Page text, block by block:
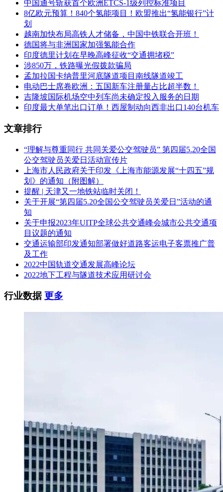
中国通号斩获首个欧洲ETCS-1级列控标准项目
8亿欧元预算！840个氢能项目！欧盟推出“氢能银行”计
划
越南加快布局高铁人才储备，中国中铁联合开班！
德国将与非洲国家加强氢能合作
印度德里计划在早晚高峰征收“交通拥堵税”
涉850万，铁路曝光假拨款骗局
孟加拉国卡纳普里河底隧道项目南线隧道竣工
电动巴士席卷欧洲：五国新车注册量占比超半数！
吉隆坡国际机场空中列车尚未确定投入服务的日期
印度最大单笔出口订单！西屋制动向西非出口140台机车
文章排行
“理解与尊重同行 共同关爱公交驾驶员” 第四届5.20全国
公交驾驶员关爱日活动宣传片
上海市人民政府关于印发《上海市能源发展“十四五”规
划》的通知（附图解）
提醒 | 天津又一地铁站临时关闭！
关于开展“第四届5.20全国公交驾驶员关爱日”活动的通
知
关于申报2023年UITP全球公共交通峰会城市公共交通项
目议题的通知
交通运输部印发通知部署做好道路客运电子客票推广普
及工作
2022中国轨道交通发展高峰论坛
2022地下工程与隧道技术应用研讨会
行业数据更多